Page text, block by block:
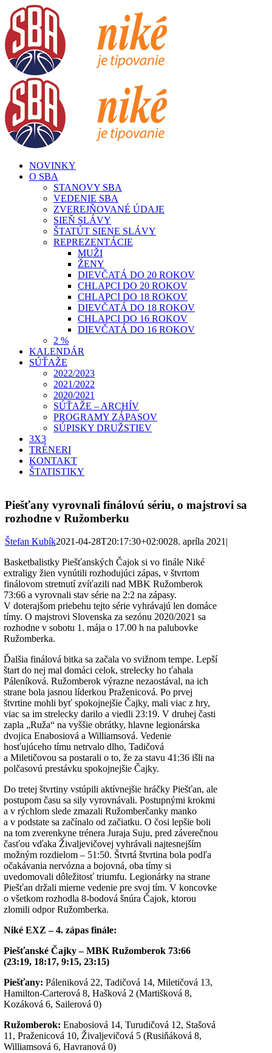
Skip
to
content
NOVINKY
O SBA
STANOVY SBA
VEDENIE SBA
ZVEREJŇOVANÉ ÚDAJE
SIEŇ SLÁVY
ŠTATÚT SIENE SLÁVY
REPREZENTÁCIE
MUŽI
ŽENY
DIEVČATÁ DO 20 ROKOV
CHLAPCI DO 20 ROKOV
CHLAPCI DO 18 ROKOV
DIEVČATÁ DO 18 ROKOV
CHLAPCI DO 16 ROKOV
DIEVČATÁ DO 16 ROKOV
2 %
KALENDÁR
SÚŤAŽE
2022/2023
2021/2022
2020/2021
SÚŤAŽE – ARCHÍV
PROGRAMY ZÁPASOV
SÚPISKY DRUŽSTIEV
3X3
TRÉNERI
KONTAKT
ŠTATISTIKY
Piešťany vyrovnali finálovú sériu, o majstrovi sa
rozhodne v Ružomberku
Štefan Kubík2021-04-28T20:17:30+02:0028. apríla 2021|
Basketbalistky Piešťanských Čajok si vo finále Niké
extraligy žien vynútili rozhodujúci zápas, v štvrtom
finálovom stretnutí zvíťazili nad MBK Ružomberok
73:66 a vyrovnali stav série na 2:2 na zápasy.
V doterajšom priebehu tejto série vyhrávajú len domáce
tímy. O majstrovi Slovenska za sezónu 2020/2021 sa
rozhodne v sobotu 1. mája o 17.00 h na palubovke
Ružomberka.
Ďalšia finálová bitka sa začala vo svižnom tempe. Lepší
štart do nej mal domáci celok, strelecky ho ťahala
Páleníková. Ružomberok výrazne nezaostával, na ich
strane bola jasnou líderkou Praženicová. Po prvej
štvrtine mohli byť spokojnejšie Čajky, mali viac z hry,
viac sa im strelecky darilo a viedli 23:19. V druhej časti
zapla „Ruža“ na vyššie obrátky, hlavne legionárska
dvojica Enabosiová a Williamsová. Vedenie
hosťujúceho tímu netrvalo dlho, Tadičová
a Miletičovou sa postarali o to, že za stavu 41:36 išli na
polčasovú prestávku spokojnejšie Čajky.
Do tretej štvrtiny vstúpili aktívnejšie hráčky Piešťan, ale
postupom času sa sily vyrovnávali. Postupnými krokmi
a v rýchlom slede zmazali Ružomberčanky manko
a v podstate sa začínalo od začiatku. O čosi lepšie boli
na tom zverenkyne trénera Juraja Suju, pred záverečnou
časťou vďaka Živaljevičovej vyhrávali najtesnejším
možným rozdielom – 51:50. Štvrtá štvrtina bola podľa
očakávania nervózna a bojovná, oba tímy si
uvedomovali dôležitosť triumfu. Legionárky na strane
Piešťan držali mierne vedenie pre svoj tím. V koncovke
o všetkom rozhodla 8-bodová šnúra Čajok, ktorou
zlomili odpor Ružomberka.
Niké EXZ – 4. zápas finále:
Piešťanské Čajky – MBK Ružomberok 73:66
(23:19, 18:17, 9:15, 23:15)
Piešťany: Páleniková 22, Tadičová 14, Miletičová 13,
Hamilton-Carterová 8, Hašková 2 (Martišková 8,
Kozáková 6, Sailerová 0)
Ružomberok: Enabosiová 14, Turudičová 12, Stašová
11, Praženicová 10, Živaljevičová 5 (Rusiňáková 8,
Williamsová 6, Havranová 0)